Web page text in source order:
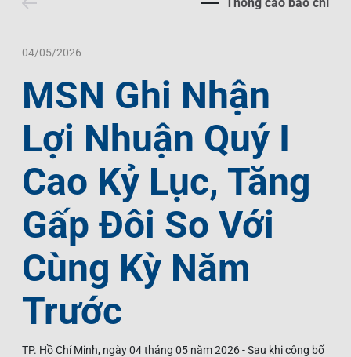
Tin Đầu Tư Tại Việt Nam
Thông Cáo Báo Chí
Ngôn Ngữ
VI
04/05/2026
MSN Ghi Nhận
Lợi Nhuận Quý I
Cao Kỷ Lục, Tăng
Gấp Đôi So Với
Cùng Kỳ Năm
Trước
TP. Hồ Chí Minh, ngày 04 tháng 05 năm 2026 - Sau khi công bố